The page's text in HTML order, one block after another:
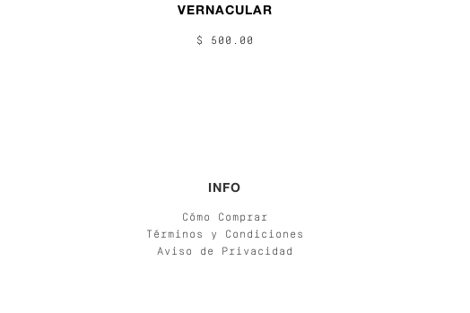
VERNACULAR
$ 500.00
INFO
Cómo Comprar
Términos y Condiciones
Aviso de Privacidad